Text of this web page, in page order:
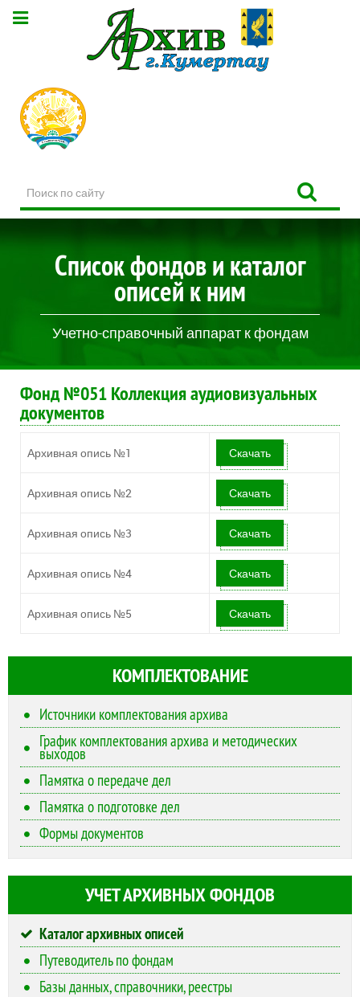
по
сайту
Список фондов и каталог
описей к ним
Учетно-справочный аппарат к фондам
Фонд №051 Коллекция аудиовизуальных
документов
Архивная опись №1 Скачать
Архивная опись №2 Скачать
Архивная опись №3 Скачать
Архивная опись №4 Скачать
Архивная опись №5 Скачать
КОМПЛЕКТОВАНИЕ
Источники комплектования архива
График комплектования архива и методических
выходов
Памятка о передаче дел
Памятка о подготовке дел
Формы документов
УЧЕТ АРХИВНЫХ ФОНДОВ
Каталог архивных описей
Путеводитель по фондам
Базы данных, справочники, реестры